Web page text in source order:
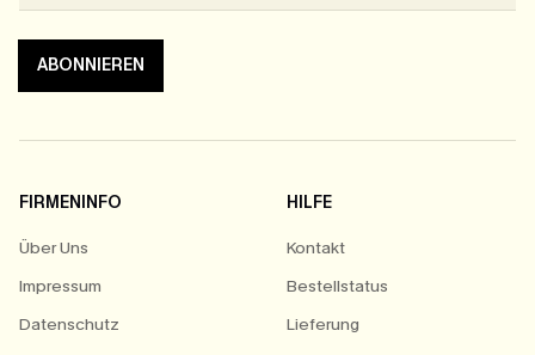
ABONNIEREN
FIRMENINFO
Über Uns
Impressum
Datenschutz
HILFE
Kontakt
Bestellstatus
Lieferung